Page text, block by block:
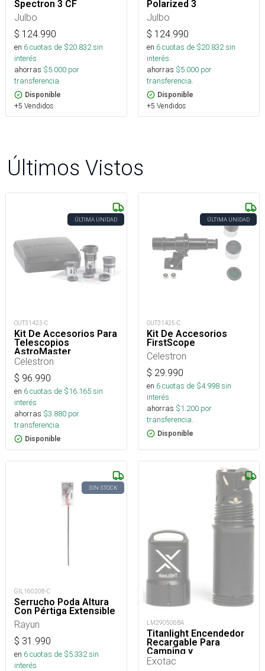
Spectron 3 CF
Julbo
$ 124.990
en 6cuotas de $20.832sin
interés
ahorras $5.000 por
transferencia.
Disponible
+5 Vendidos
Polarized 3
Julbo
$ 124.990
en 6cuotas de $20.832sin
interés
ahorras $5.000 por
transferencia.
Disponible
+5 Vendidos
Últimos Vistos
ÚLTIMA UNIDAD
OUT31423-C
Kit De Accesorios Para
Telescopios
AstroMaster
Celestron
$ 96.990
en 6cuotas de $16.165sin
interés
ahorras $3.880 por
transferencia.
Disponible
ÚLTIMA UNIDAD
OUT31425-C
Kit De Accesorios
FirstScope
Celestron
$ 29.990
en 6cuotas de $4.998sin
interés
ahorras $1.200 por
transferencia.
Disponible
SIN STOCK
GIL160208-C
Serrucho Poda Altura
Con Pértiga Extensible
Rayun
$ 31.990
en 6cuotas de $5.332sin
interés
LM290506BA
Titanlight Encendedor
Recargable Para
Camping y
Supervivencia
Exotac